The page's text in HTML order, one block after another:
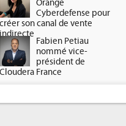
Orange
Cyberdefense pour
créer son canal de vente
indirecte
Fabien Petiau
nommé vice-
président de
Cloudera France